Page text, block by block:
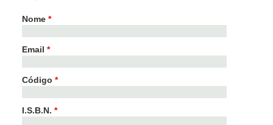
Nome *
Email *
Código *
I.S.B.N. *